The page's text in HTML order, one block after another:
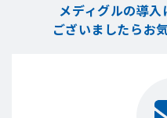
メディグルの導
ございましたらお